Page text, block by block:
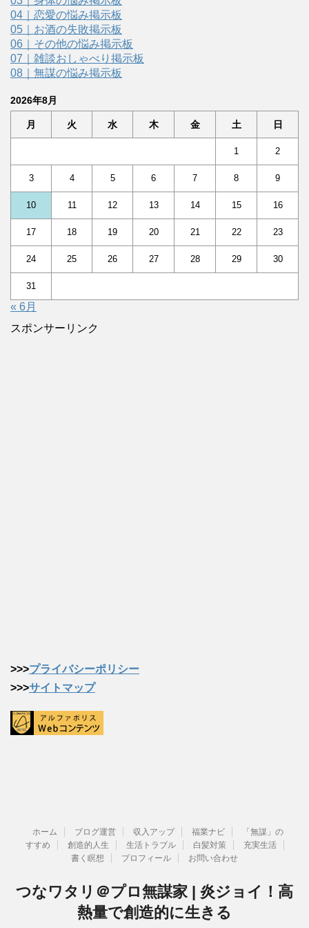
04｜恋愛の悩み掲示板
05｜お酒の失敗掲示板
06｜その他の悩み掲示板
07｜雑談おしゃべり掲示板
08｜無謀の悩み掲示板
2026年8月
月 火 水 木 金 土 日
1 2
3 4 5 6 7 8 9
10 11 12 13 14 15 16
17 18 19 20 21 22 23
24 25 26 27 28 29 30
31
« 6月
スポンサーリンク
>>>プライバシーポリシー
>>>サイトマップ
ホーム ブログ運営 収入アップ 福業ナビ
「無謀」の
すすめ
創造的人生 生活トラブル 白髪対策
充実生活
書く瞑想
プロフィール お問い合わせ
つなワタリ＠プロ無謀家 | 炎ジョイ！高
熱量で創造的に生きる